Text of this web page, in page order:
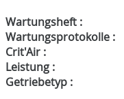
Wartungsheft :
Wartungsprotokolle :
Crit'Air :
Leistung :
Getriebetyp :